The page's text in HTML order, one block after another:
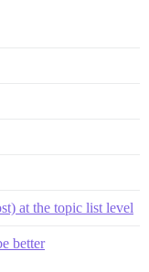
at the topic list level
better